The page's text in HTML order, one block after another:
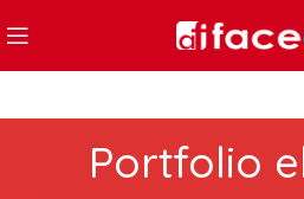
Portfolio